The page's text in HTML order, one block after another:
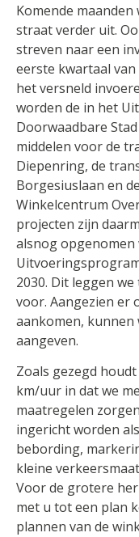
Komende
straat verder uit.
streven naar een
eerste kwartaal van
het versneld
worden de in het
Doorwaadbare
middelen voor de
Diepenring, de
Borgesiuslaan en
Winkelcentrum
projecten zijn
alsnog
2030. Dit leggen
voor. Aangezien er
aankomen, kunnen
aangeven.
Zoals gezegd
km/uur in dat we
maatregelen
ingericht worden
bebording,
kleine
Voor de grotere
met u tot een plan
plannen van de